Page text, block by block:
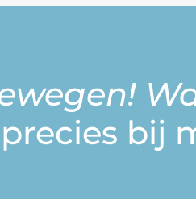
bij